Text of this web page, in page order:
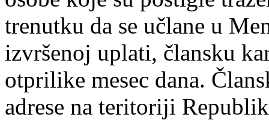
trenutku da se učlane u
izvršenoj uplati, člansku
otprilike mesec dana.
adrese na teritoriji